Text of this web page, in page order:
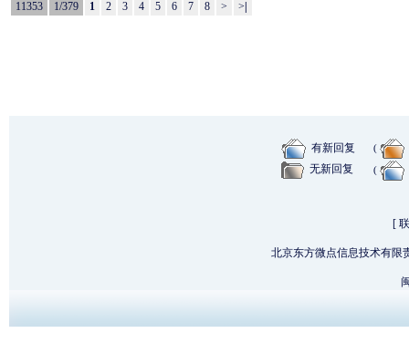
11353 1/379 1 2 3 4 5 6 7 8 > >
有新回复 (
无新回复 (
[
北京东方微点信息技术有限